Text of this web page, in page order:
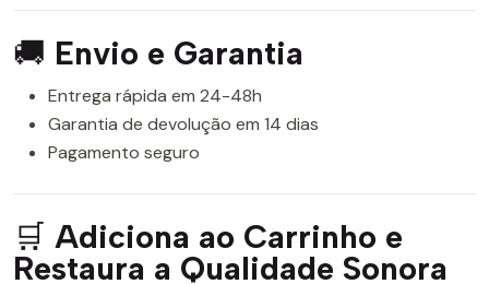
🚚 Envio e Garantia
Entrega rápida em 24-48h
Garantia de devolução em 14 dias
Pagamento seguro
🛒 Adiciona ao Carrinho e
Restaura a Qualidade Sonora